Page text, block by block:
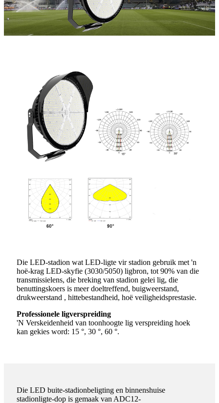
Die LED-stadion wat LED-ligte vir stadion gebruik met 'n
hoë-krag LED-skyfie (3030/5050) ligbron, tot 90% van die
transmissielens, die breking van stadion gelei lig, die
benuttingskoers is meer doeltreffend, buigweerstand,
drukweerstand , hittebestandheid, hoë veiligheidsprestasie.
Professionele ligverspreiding
'N Verskeidenheid van toonhoogte lig verspreiding hoek
kan gekies word: 15 °, 30 °, 60 °.
Die LED buite-stadionbeligting en binnenshuise
stadionligte-dop is gemaak van ADC12-